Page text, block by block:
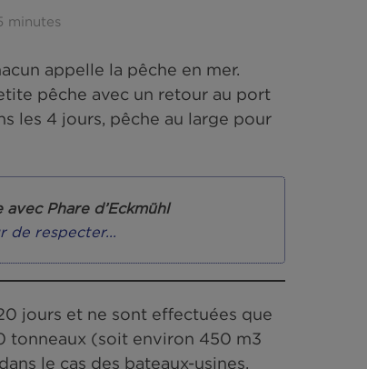
la mer
Lecture : 5 minutes
un chacun appelle la pêche en mer.
: petite pêche avec un retour au
dans les 4 jours, pêche au large
bolinche avec Phare d’Eckmühl